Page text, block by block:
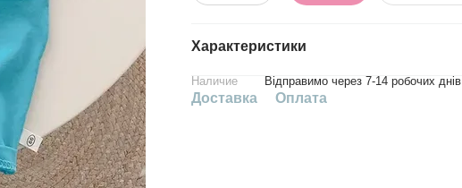
Характеристики
Наличие Відправимо через 7-14 робочих днів
Доставка Оплата